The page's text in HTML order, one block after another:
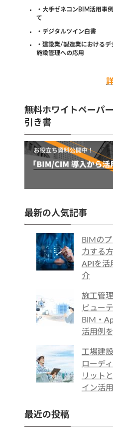
・大手ゼネコンBIM活用事
て
・デジタルツイン白書
・建設業/製造業における
施設管理への応用
無料ホワイトペーパ
引き書
最新の人気記事
BIMの
力する
APIを活
介
施工管
ピュー
BIM・
活用例
工場建
ローデ
リット
イン活
最近の投稿